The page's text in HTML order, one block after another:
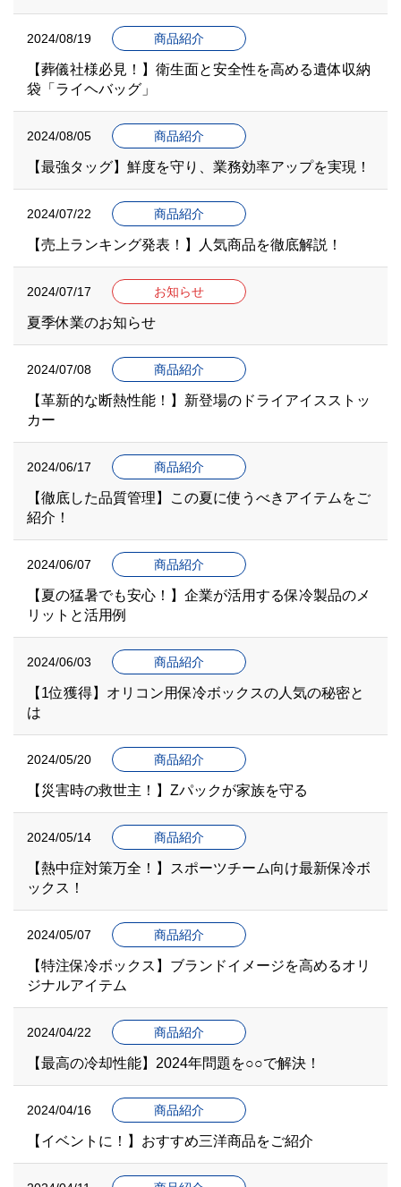
2024/08/19 商品紹介
【葬儀社様必見！】衛生面と安全性を高める遺体収納
袋「ライヘバッグ」
2024/08/05 商品紹介
【最強タッグ】鮮度を守り、業務効率アップを実現！
2024/07/22 商品紹介
【売上ランキング発表！】人気商品を徹底解説！
2024/07/17 お知らせ
夏季休業のお知らせ
2024/07/08 商品紹介
【革新的な断熱性能！】新登場のドライアイスストッ
カー
2024/06/17 商品紹介
【徹底した品質管理】この夏に使うべきアイテムをご
紹介！
2024/06/07 商品紹介
【夏の猛暑でも安心！】企業が活用する保冷製品のメ
リットと活用例
2024/06/03 商品紹介
【1位獲得】オリコン用保冷ボックスの人気の秘密と
は
2024/05/20 商品紹介
【災害時の救世主！】Zパックが家族を守る
2024/05/14 商品紹介
【熱中症対策万全！】スポーツチーム向け最新保冷ボ
ックス！
2024/05/07 商品紹介
【特注保冷ボックス】ブランドイメージを高めるオリ
ジナルアイテム
2024/04/22 商品紹介
【最高の冷却性能】2024年問題を○○で解決！
2024/04/16 商品紹介
【イベントに！】おすすめ三洋商品をご紹介